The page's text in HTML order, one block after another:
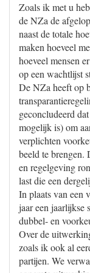
Zoals ik met u
de NZa de
naast de totale
maken hoeveel
hoeveel mensen
op een wachtlijst
De NZa heeft op
geconcludeerd
mogelijk is) om
verplichten
beeld te
en regelgeving
last die een
In plaats van een
jaar een jaarlijkse
dubbel- en
Over de
zoals ik ook al
partijen. We